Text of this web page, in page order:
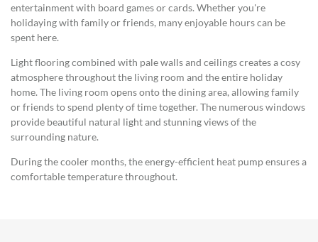
entertainment with board games or cards. Whether you're
holidaying with family or friends, many enjoyable hours can be
spent here.
Light flooring combined with pale walls and ceilings creates a cosy
atmosphere throughout the living room and the entire holiday
home. The living room opens onto the dining area, allowing family
or friends to spend plenty of time together. The numerous windows
provide beautiful natural light and stunning views of the
surrounding nature.
During the cooler months, the energy-efficient heat pump ensures a
comfortable temperature throughout.